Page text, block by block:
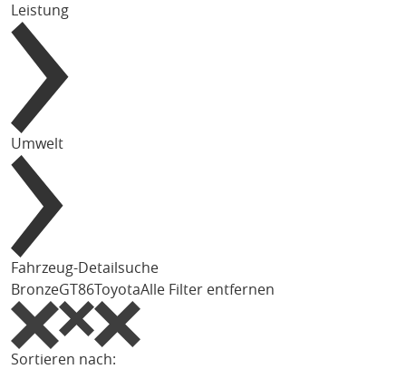
Leistung
Umwelt
Fahrzeug-Detailsuche
BronzeGT86ToyotaAlle Filter entfernen
Sortieren nach: